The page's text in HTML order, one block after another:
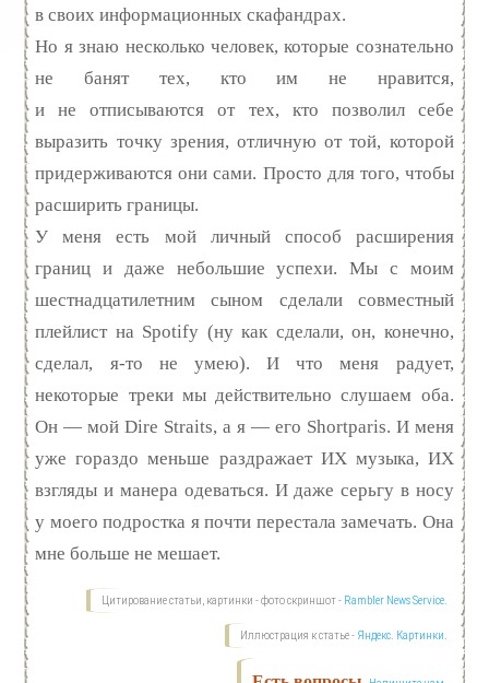
в своих информационных скафандрах.
Но я знаю несколько человек, которые сознательно
не банят тех, кто им не нравится,
и не отписываются от тех, кто позволил себе
выразить точку зрения, отличную от той, которой
придерживаются они сами. Просто для того, чтобы
расширить границы.
У меня есть мой личный способ расширения
границ и даже небольшие успехи. Мы с моим
шестнадцатилетним сыном сделали совместный
плейлист на Spotify (ну как сделали, он, конечно,
сделал, я‑то не умею). И что меня радует,
некоторые треки мы действительно слушаем оба.
Он — мой Dire Straits, а я — его Shortparis. И меня
уже гораздо меньше раздражает ИХ музыка, ИХ
взгляды и манера одеваться. И даже серьгу в носу
у моего подростка я почти перестала замечать. Она
мне больше не мешает.
Цитирование статьи, картинки - фото скриншот - Rambler News Service.
Иллюстрация к статье - Яндекс. Картинки.